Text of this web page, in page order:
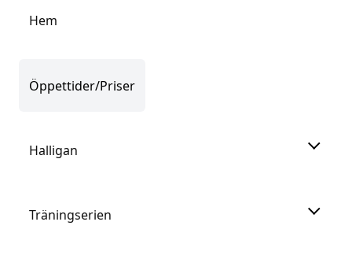
Hem
Öppettider/Priser
Halligan
Träningserien